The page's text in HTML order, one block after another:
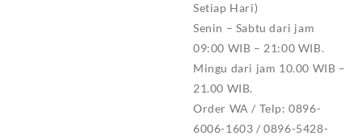
Setiap Hari)
Senin – Sabtu dari jam
09:00 WIB – 21:00 WIB.
Mingu dari jam 10.00 WIB –
21.00 WIB.
Order WA / Telp: 0896-
6006-1603 / 0896-5428-